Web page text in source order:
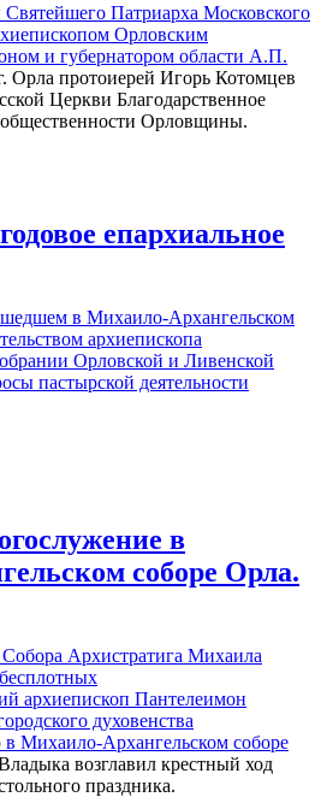
Святейшего Патриарха Московского
Орловским
и губернатором области А.П.
Орла протоиерей Игорь Котомцев
Церкви Благодарственное
Орловщины.
епархиальное
в Михаило-Архангельском
архиепископа
Орловской и Ливенской
пастырской деятельности
в
соборе Орла.
Архистратига Михаила
архиепископ Пантелеимон
духовенства
в Михаило-Архангельском соборе
возглавил крестный ход
праздника.